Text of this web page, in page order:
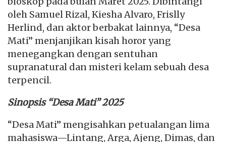
oleh Samuel Rizal, Kiesha Alvaro, Frislly
Herlind, dan aktor berbakat lainnya, “Desa
Mati” menjanjikan kisah horor yang
menegangkan dengan sentuhan
supranatural dan misteri kelam sebuah desa
terpencil.
Sinopsis “Desa Mati” 2025
“Desa Mati” mengisahkan petualangan lima
mahasiswa—Lintang, Arga, Ajeng, Dimas, dan